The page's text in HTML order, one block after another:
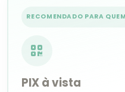
RECOMENDADO PARA
PIX à vista